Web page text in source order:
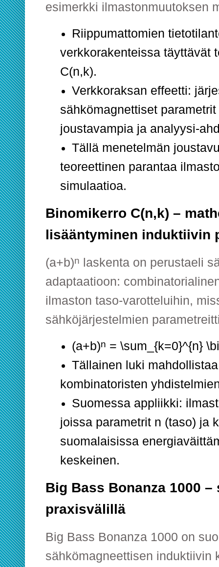
esimerkki ilmastonmuutoksen
Riippumattomien
verkkorakenteissa täyttävät
C(n,k).
Verkkoraksan effeetti:
sähkömagnettiset
joustavampia ja analyysi-
Tällä menetelmän
teoreettinen parantaa
simulaatioa.
Binomikerro C(n,k) –
lisääntyminen induktiivin
(a+b)n
laskenta on perustaeli
adaptaatioon:
ilmaston taso-varotteluihin,
sähköjärjestelmien
(a+b)n = \sum_{k=0}^{n}
Tällainen luki
kombinatoristen
Suomessa appliikki:
joissa parametrit n (taso) ja
suomalaisissa
keskeinen.
Big Bass Bonanza 1000
praxisvälillä
Big Bass Bonanza 1000 on
sähkömagneettisen induktiivin